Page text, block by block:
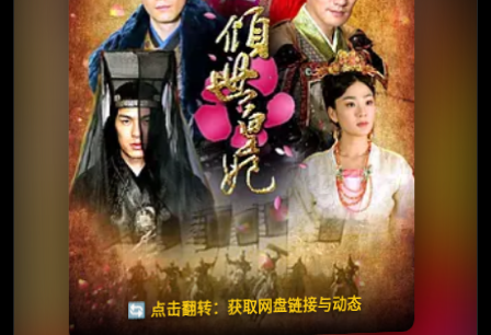
🔄 点击翻转：获取网盘链接与动态
失效请反馈
🧧️
天天领红包